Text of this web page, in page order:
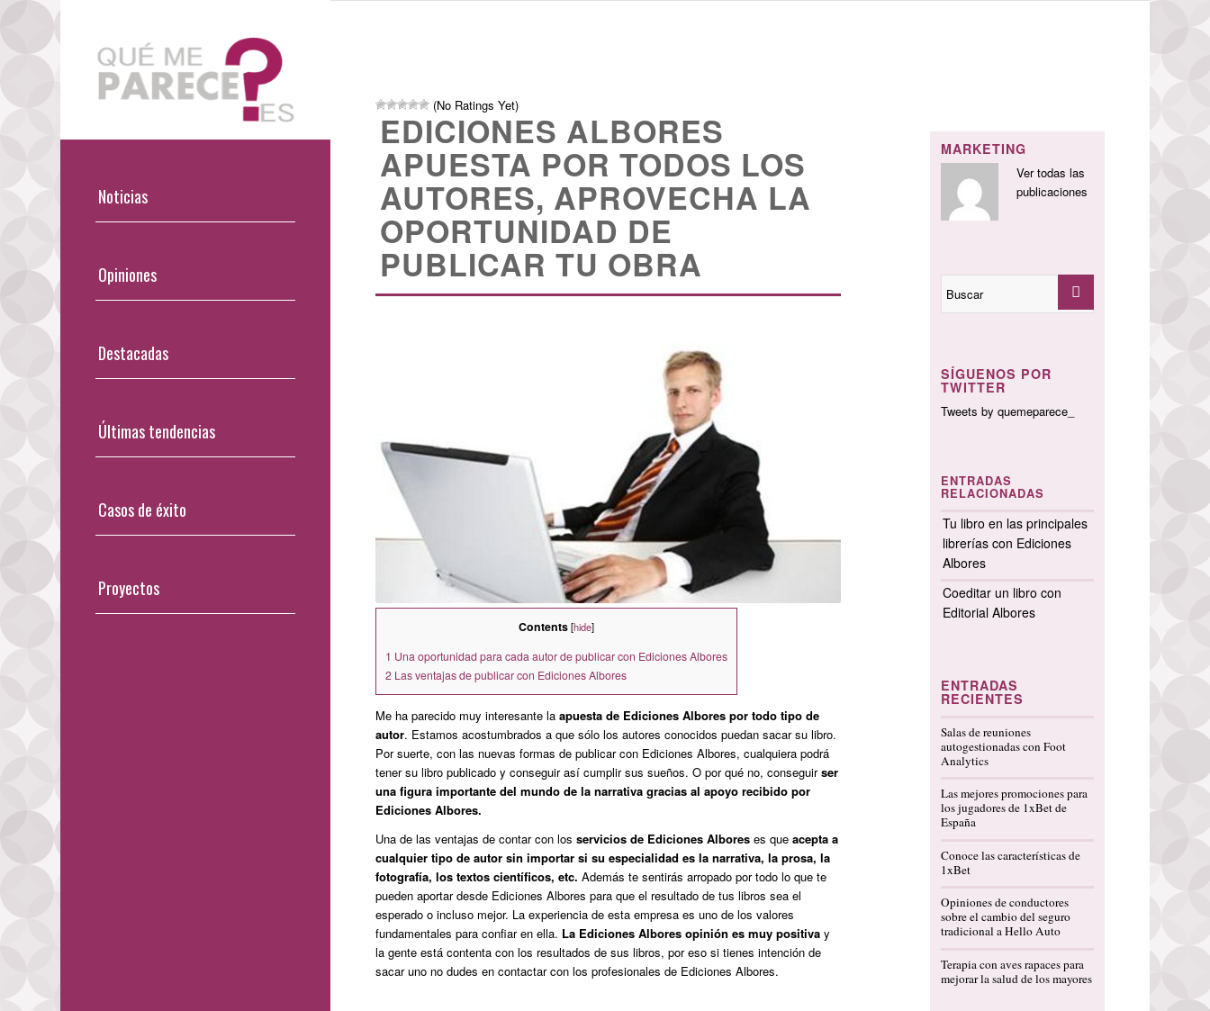
Noticias
Opiniones
Destacadas
Últimas tendencias
Casos de éxito
Proyectos
(No Ratings Yet)
EDICIONES ALBORES
APUESTA POR TODOS LOS
AUTORES, APROVECHA LA
OPORTUNIDAD DE
PUBLICAR TU OBRA
Contents [hide]
1 Una oportunidad para cada autor de publicar con Ediciones Albores
2 Las ventajas de publicar con Ediciones Albores
Me ha parecido muy interesante laapuesta de Ediciones Albores por todo tipo de
autor. Estamos acostumbrados a que sólo los autores conocidos puedan sacar su libro.
Por suerte, con las nuevas formas de publicar con Ediciones Albores, cualquiera podrá
tener su libro publicado y conseguir así cumplir sus sueños. O por qué no, conseguirser
una figura importante del mundo de la narrativa gracias al apoyo recibido por
Ediciones Albores.
Una de las ventajas de contar con losservicios de Ediciones Albores es queacepta a
cualquier tipo de autor sin importar si su especialidad es la narrativa, la prosa, la
fotografía, los textos científicos, etc. Además te sentirás arropado por todo lo que te
pueden aportar desde Ediciones Albores para que el resultado de tus libros sea el
esperado o incluso mejor. La experiencia de esta empresa es uno de los valores
fundamentales para confiar en ella. La Ediciones Albores opinión es muy positiva y
la gente está contenta con los resultados de sus libros, por eso si tienes intención de
sacar uno no dudes en contactar con los profesionales de Ediciones Albores.
MARKETING
Ver todas las
publicaciones
SÍGUENOS POR
TWITTER
Tweets by quemeparece_
ENTRADAS
RELACIONADAS
Tu libro en las principales
librerías con Ediciones
Albores
Coeditar un libro con
Editorial Albores
ENTRADAS
RECIENTES
Salas de reuniones
autogestionadas con Foot
Analytics
Las mejores promociones para
los jugadores de 1xBet de
España
Conoce las características de
1xBet
Opiniones de conductores
sobre el cambio del seguro
tradicional a Hello Auto
Terapia con aves rapaces para
mejorar la salud de los mayores